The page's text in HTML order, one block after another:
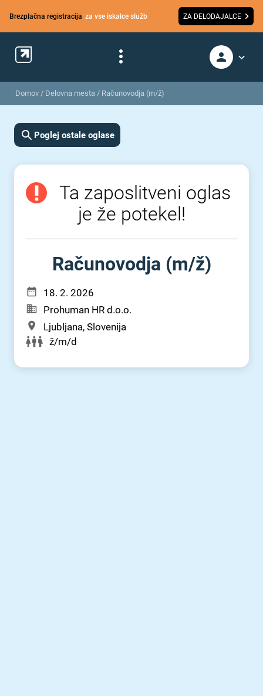
Brezplačna registracija za vse iskalce služb ZA DELODAJALCE
Domov / Delovna mesta / Računovodja (m/ž)
Poglej ostale oglase
Ta zaposlitveni oglas
je že potekel!
Računovodja (m⁠/⁠ž)
18. 2. 2026
Prohuman HR d.o.o.
Ljubljana, Slovenija
ž/m/d